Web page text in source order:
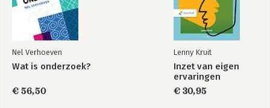
Nel Verhoeven
Wat is onderzoek?
€ 56,50
Lenny Kruit
Inzet van eigen
ervaringen
€ 30,95